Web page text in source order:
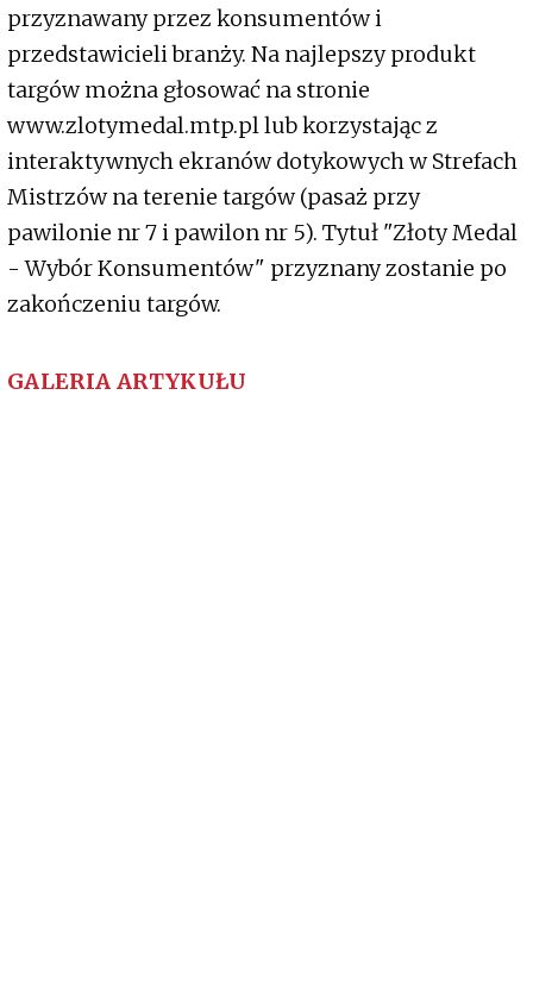
przyznawany przez konsumentów i
przedstawicieli branży. Na najlepszy produkt
targów można głosować na stronie
www.zlotymedal.mtp.pl lub korzystając z
interaktywnych ekranów dotykowych w Strefach
Mistrzów na terenie targów (pasaż przy
pawilonie nr 7 i pawilon nr 5). Tytuł "Złoty Medal
- Wybór Konsumentów" przyznany zostanie po
zakończeniu targów.
GALERIA ARTYKUŁU